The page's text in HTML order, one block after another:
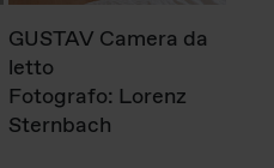
GUSTAV Camera da
letto
Fotografo: Lorenz
Sternbach